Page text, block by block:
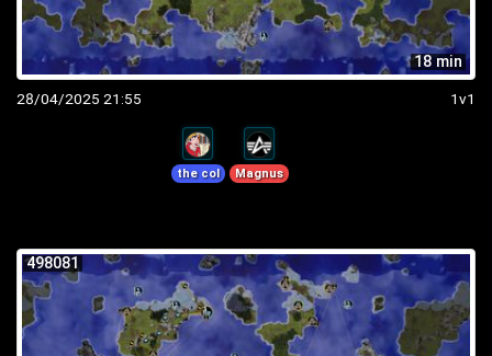
18 min
28/04/2025 21:55 1v1
the col Magnus
498081